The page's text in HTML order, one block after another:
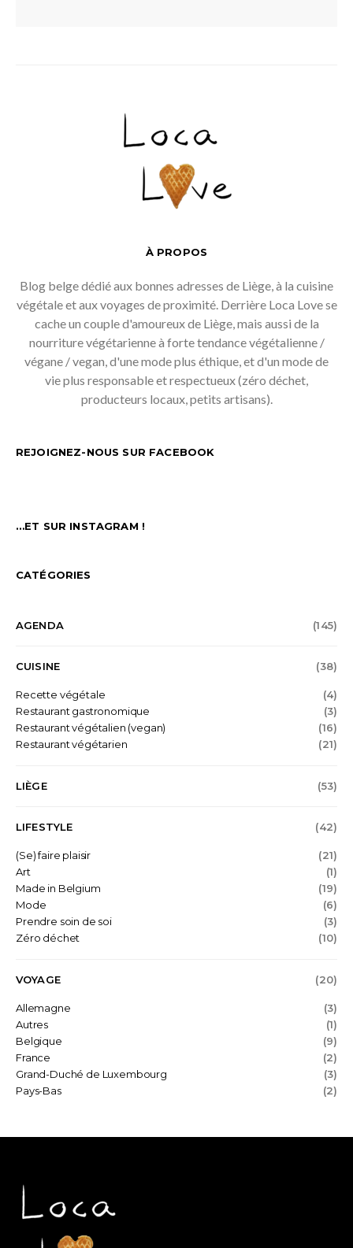
À PROPOS
Blog belge dédié aux bonnes adresses de Liège, à la cuisine
végétale et aux voyages de proximité. Derrière Loca Love se
cache un couple d'amoureux de Liège, mais aussi de la
nourriture végétarienne à forte tendance végétalienne /
végane / vegan, d'une mode plus éthique, et d'un mode de
vie plus responsable et respectueux (zéro déchet,
producteurs locaux, petits artisans).
REJOIGNEZ-NOUS SUR FACEBOOK
…ET SUR INSTAGRAM !
CATÉGORIES
AGENDA (145)
CUISINE (38)
Recette végétale
(4)
Restaurant gastronomique
(3)
Restaurant végétalien (vegan)
(16)
Restaurant végétarien
(21)
LIÈGE (53)
LIFESTYLE (42)
(Se) faire plaisir
(21)
Art
(1)
Made in Belgium
(19)
Mode
(6)
Prendre soin de soi
(3)
Zéro déchet
(10)
VOYAGE (20)
Allemagne
(3)
Autres
(1)
Belgique
(9)
France
(2)
Grand-Duché de Luxembourg
(3)
Pays-Bas
(2)